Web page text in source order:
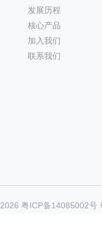
发展历程
核心产品
加入我们
联系我们
2026 粤ICP备14085002号